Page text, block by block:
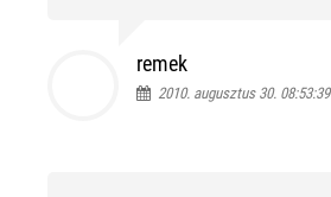
remek
2010. augusztus 30. 08:53:39